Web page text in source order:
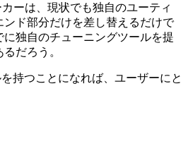
ーは、現状でも独自のユーティ
ド部分だけを差し替えるだけで
独自のチューニングツールを提
だろう。
持つことになれば、ユーザーにと